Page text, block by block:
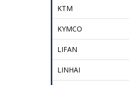
KTM
KYMCO
LIFAN
LINHAI